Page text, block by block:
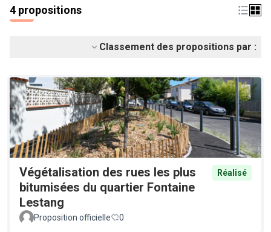
4 propositions
Classement des propositions par :
Végétalisation des rues les plus
bitumisées du quartier Fontaine
Lestang
Réalisé
Proposition officielle 0